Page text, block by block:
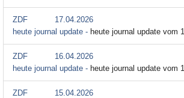
ZDF
17.04.2026
heute journal update - heute journal update vom 17.
ZDF
16.04.2026
heute journal update - heute journal update vom 16.
ZDF
15.04.2026